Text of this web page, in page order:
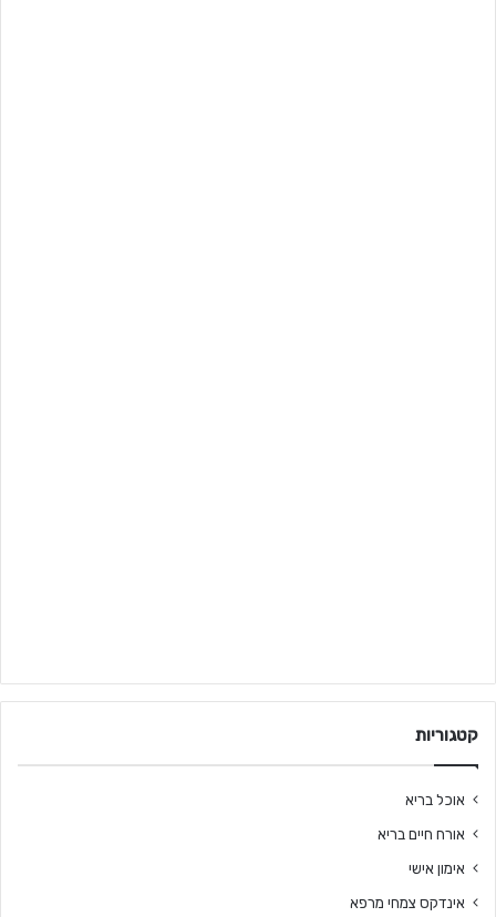
קטגוריות
אוכל בריא
אורח חיים בריא
אימון אישי
אינדקס צמחי מרפא